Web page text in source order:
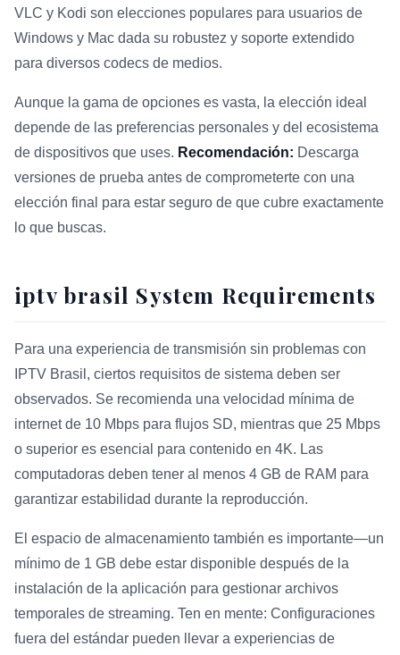
VLC y Kodi son elecciones populares para usuarios de
Windows y Mac dada su robustez y soporte extendido
para diversos codecs de medios.
Aunque la gama de opciones es vasta, la elección ideal
depende de las preferencias personales y del ecosistema
de dispositivos que uses. Recomendación: Descarga
versiones de prueba antes de comprometerte con una
elección final para estar seguro de que cubre exactamente
lo que buscas.
iptv brasil System Requirements
Para una experiencia de transmisión sin problemas con
IPTV Brasil, ciertos requisitos de sistema deben ser
observados. Se recomienda una velocidad mínima de
internet de 10 Mbps para flujos SD, mientras que 25 Mbps
o superior es esencial para contenido en 4K. Las
computadoras deben tener al menos 4 GB de RAM para
garantizar estabilidad durante la reproducción.
El espacio de almacenamiento también es importante—un
mínimo de 1 GB debe estar disponible después de la
instalación de la aplicación para gestionar archivos
temporales de streaming. Ten en mente: Configuraciones
fuera del estándar pueden llevar a experiencias de